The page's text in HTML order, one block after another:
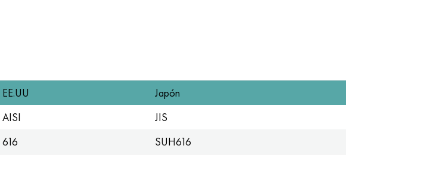
EE.UU
Japón
AISI
JIS
616 SUH616